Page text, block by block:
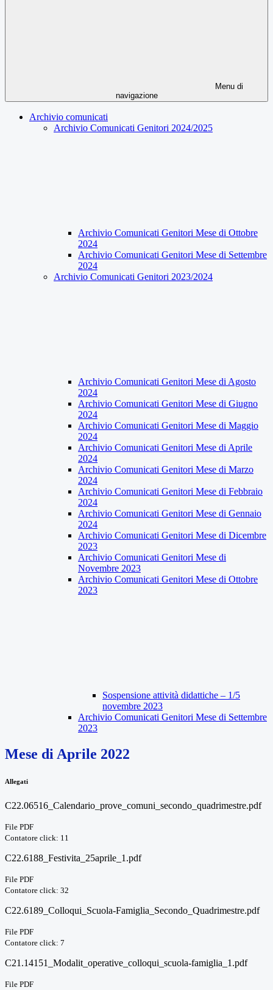
Menu di
navigazione
Archivio comunicati
Archivio Comunicati Genitori 2024/2025
Archivio Comunicati Genitori Mese di Ottobre
2024
Archivio Comunicati Genitori Mese di Settembre
2024
Archivio Comunicati Genitori 2023/2024
Archivio Comunicati Genitori Mese di Agosto
2024
Archivio Comunicati Genitori Mese di Giugno
2024
Archivio Comunicati Genitori Mese di Maggio
2024
Archivio Comunicati Genitori Mese di Aprile
2024
Archivio Comunicati Genitori Mese di Marzo
2024
Archivio Comunicati Genitori Mese di Febbraio
2024
Archivio Comunicati Genitori Mese di Gennaio
2024
Archivio Comunicati Genitori Mese di Dicembre
2023
Archivio Comunicati Genitori Mese di
Novembre 2023
Archivio Comunicati Genitori Mese di Ottobre
2023
Sospensione attività didattiche – 1/5
novembre 2023
Archivio Comunicati Genitori Mese di Settembre
2023
Mese di Aprile 2022
Allegati
C22.06516_Calendario_prove_comuni_secondo_quadrimestre.pdf
File PDF
Contatore click: 11
C22.6188_Festivita_25aprile_1.pdf
File PDF
Contatore click: 32
C22.6189_Colloqui_Scuola-Famiglia_Secondo_Quadrimestre.pdf
File PDF
Contatore click: 7
C21.14151_Modalit_operative_colloqui_scuola-famiglia_1.pdf
File PDF